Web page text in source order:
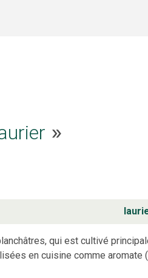
»
qui est cultivé
en cuisine comme aromate